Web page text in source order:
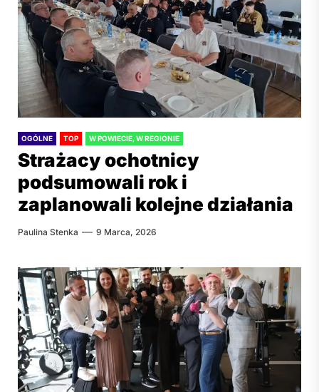
OGÓLNE TOP W POWIECIE, W REGIONIE
Strażacy ochotnicy
podsumowali rok i
zaplanowali kolejne działania
Paulina Stenka 9 Marca, 2026